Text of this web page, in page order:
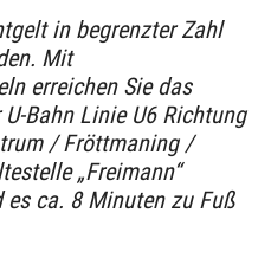
in begrenzter Zahl
Mit
erreichen Sie das
Bahn Linie U6 Richtung
/ Fröttmaning /
„Freimann“
ca. 8 Minuten zu Fuß